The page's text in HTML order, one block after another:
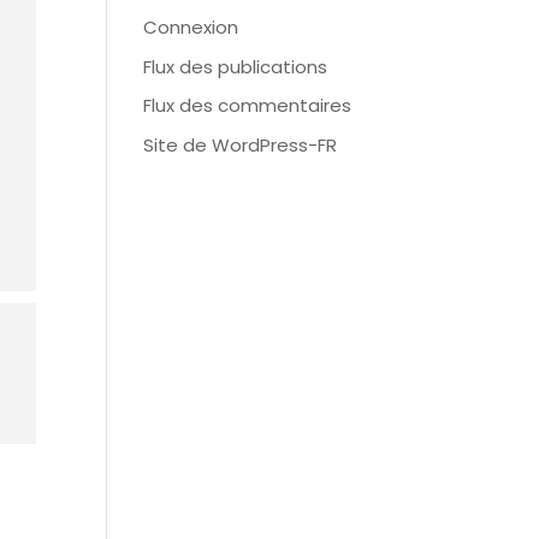
Connexion
Flux des publications
Flux des commentaires
Site de WordPress-FR